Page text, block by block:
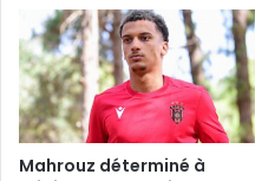
Mahrouz déterminé à